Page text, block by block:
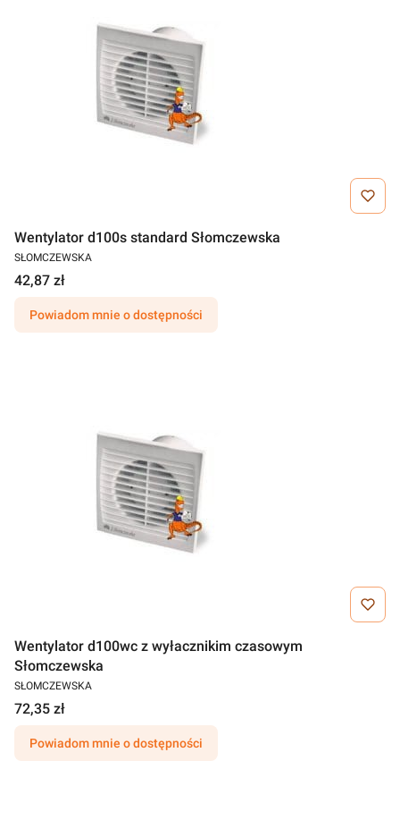
Wentylator d100s standard Słomczewska
SŁOMCZEWSKA
42,87 zł
Powiadom mnie o dostępności
Wentylator d100wc z wyłacznikim czasowym
Słomczewska
SŁOMCZEWSKA
72,35 zł
Powiadom mnie o dostępności